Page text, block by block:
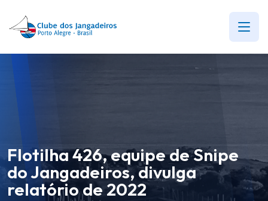
Flotilha 426, equipe de Snipe
do Jangadeiros, divulga
relatório de 2022